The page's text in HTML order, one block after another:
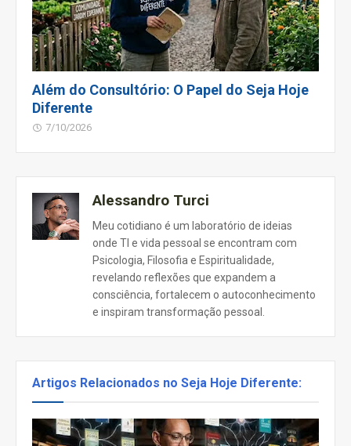
Além do Consultório: O Papel do Seja Hoje
Diferente
7/10/2026
Alessandro Turci
Meu cotidiano é um laboratório de ideias
onde TI e vida pessoal se encontram com
Psicologia, Filosofia e Espiritualidade,
revelando reflexões que expandem a
consciência, fortalecem o autoconhecimento
e inspiram transformação pessoal.
Artigos Relacionados no Seja Hoje Diferente: